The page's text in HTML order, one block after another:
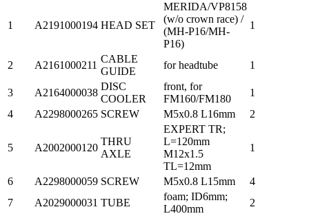
1 A2191000194 HEAD SET
MERIDA/VP8158
(w/o crown race) /
(MH-P16/MH-
P16)
1
2 A2161000211
CABLE
GUIDE
for headtube 1
3 A2164000038
DISC
COOLER
front, for
FM160/FM180
1
4
A2298000265 SCREW M5x0.8 L16mm 2
5 A2002000120
THRU
AXLE
EXPERT TR;
L=120mm
M12x1.5
TL=12mm
1
6 A2298000059 SCREW M5x0.8 L15mm
4
7
A2029000031 TUBE
foam; ID6mm;
L400mm
2